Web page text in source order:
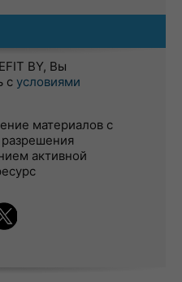
BY, Вы
с условиями
материалов с
активной